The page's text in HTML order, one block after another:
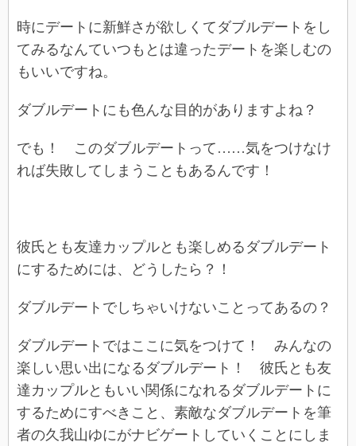
時にデートに新鮮さが欲しくてダブルデートをし
てみるなんていつもとは違ったデートを楽しむの
もいいですね。
ダブルデートにも色んな目的がありますよね？
でも！ このダブルデートって……気をつけなけ
れば失敗してしまうこともあるんです！
彼氏とも友達カップルとも楽しめるダブルデート
にするためには、どうしたら？！
ダブルデートでしちゃいけないことってあるの？
ダブルデートではここに気をつけて！ みんなの
楽しい思い出になるダブルデート！ 彼氏とも友
達カップルともいい関係になれるダブルデートに
するためにすべきこと、素敵なダブルデートを筆
者の久我山ゆにがナビゲートしていくことにしま